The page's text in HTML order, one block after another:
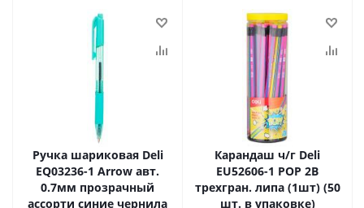
Ручка шариковая Deli
EQ03236-1 Arrow авт.
0.7мм прозрачный
ассорти синие чернила
Карандаш ч/г Deli
EU52606-1 POP 2B
трехгран. липа (1шт) (50
шт. в упаковке)